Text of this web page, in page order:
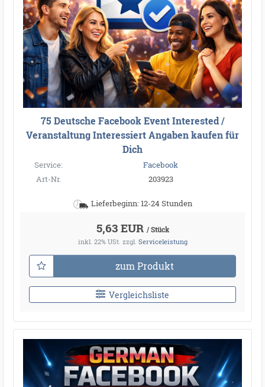
75 Deutsche Facebook Event Interested /
Veranstaltung Interessiert Angaben kaufen für
Dich
Service:
Facebook
Art-Nr.
203923
Lieferbeginn: 12-24 Stunden
5,63 EUR / Stück
inkl. 22% USt. zzgl. Serviceleistung
zum Produkt
Vergleichsliste